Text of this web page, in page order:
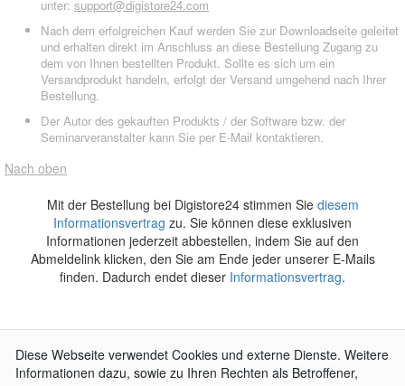
unter: support@digistore24.com
Nach dem erfolgreichen Kauf werden Sie zur Downloadseite geleitet
und erhalten direkt im Anschluss an diese Bestellung Zugang zu
dem von Ihnen bestellten Produkt. Sollte es sich um ein
Versandprodukt handeln, erfolgt der Versand umgehend nach Ihrer
Bestellung.
Der Autor des gekauften Produkts / der Software bzw. der
Seminarveranstalter kann Sie per E-Mail kontaktieren.
Nach oben
Mit der Bestellung bei Digistore24 stimmen Sie diesem
Informationsvertrag zu. Sie können diese exklusiven
Informationen jederzeit abbestellen, indem Sie auf den
Abmeldelink klicken, den Sie am Ende jeder unserer E-Mails
finden. Dadurch endet dieser Informationsvertrag.
AGB Impressum Widerrufsbelehrung
Datenschutzerklärung
Kontakt